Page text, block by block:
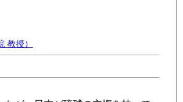
教授）